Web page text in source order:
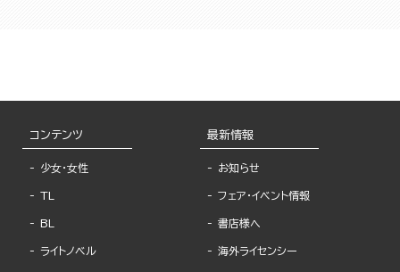
コンテンツ
少女・女性
TL
BL
ライトノベル
最新情報
お知らせ
フェア・イベント情報
書店様へ
海外ライセンシー